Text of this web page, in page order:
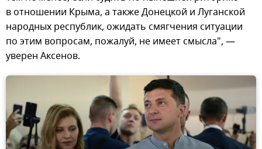
в отношении Крыма, а также Донецкой и Луганской
народных республик, ожидать смягчения ситуации
по этим вопросам, пожалуй, не имеет смысла", —
уверен Аксенов.